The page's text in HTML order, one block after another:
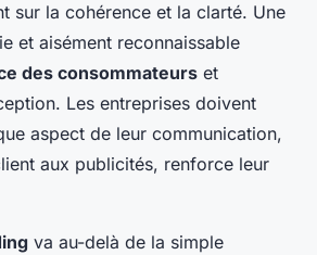
sur la cohérence et la clarté. Une
et aisément reconnaissable
des consommateurs et
Les entreprises doivent
aspect de leur communication,
aux publicités, renforce leur
va au-delà de la simple